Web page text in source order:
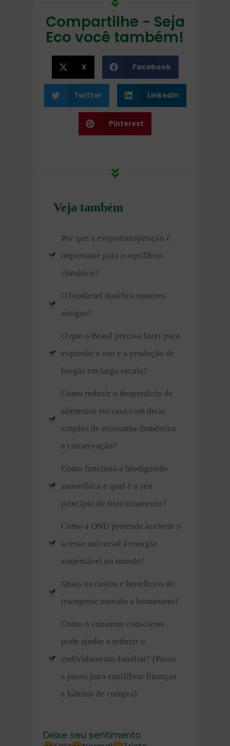
Compartilhe - Seja
Eco você também!
X Facebook
Twitter LinkedIn
Pinterest
Veja também
Por que a evapotranspiração é
importante para o equilíbrio
climático?
O biodiesel danifica motores
antigos?
O que o Brasil precisa fazer para
expandir o uso e a produção de
biogás em larga escala?
Como reduzir o desperdício de
alimentos em casa com dicas
simples de economia doméstica
e conservação?
Como funciona a biodigestão
anaeróbica e qual é o seu
princípio de funcionamento?
Como a ONU pretende acelerar o
acesso universal à energia
sustentável no mundo?
Quais os custos e benefícios do
transporte movido a biometano?
Como o consumo consciente
pode ajudar a reduzir o
endividamento familiar? (Passo
a passo para equilibrar finanças
e hábitos de compra)
Deixe seu sentimento